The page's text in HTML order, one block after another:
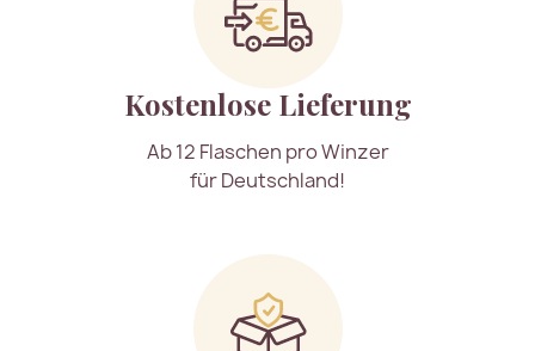
Kostenlose Lieferung
Ab 12 Flaschen pro Winzer
für Deutschland!